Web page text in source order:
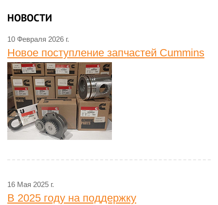
НОВОСТИ
10 Февраля 2026 г.
Новое поступление запчастей Cummins
16 Мая 2025 г.
В 2025 году на поддержку